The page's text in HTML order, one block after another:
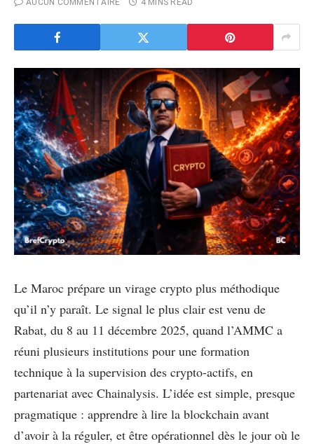
AUCUN COMMENTAIRE
4 MINS READ
Le Maroc prépare un virage crypto plus méthodique
qu’il n’y paraît. Le signal le plus clair est venu de
Rabat, du 8 au 11 décembre 2025, quand l’AMMC a
réuni plusieurs institutions pour une formation
technique à la supervision des crypto-actifs, en
partenariat avec Chainalysis. L’idée est simple, presque
pragmatique : apprendre à lire la blockchain avant
d’avoir à la réguler, et être opérationnel dès le jour où le